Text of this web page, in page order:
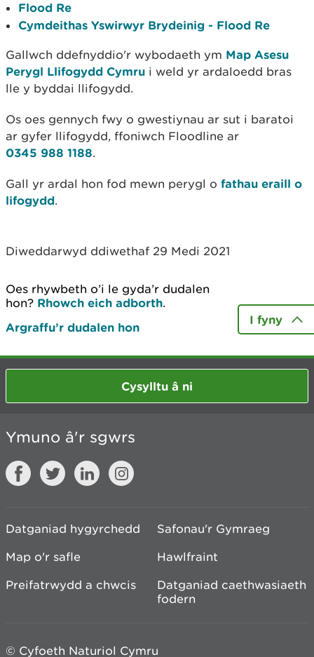
Flood Re
Cymdeithas Yswirwyr Brydeinig - Flood Re
Gallwch ddefnyddio'r wybodaeth ym Map Asesu
Perygl Llifogydd Cymru i weld yr ardaloedd bras
lle y byddai llifogydd.
Os oes gennych fwy o gwestiynau ar sut i baratoi
ar gyfer llifogydd, ffoniwch Floodline ar
0345 988 1188.
Gall yr ardal hon fod mewn perygl o fathau eraill o
lifogydd.
Diweddarwyd ddiwethaf 29 Medi 2021
Oes rhywbeth o’i le gyda’r dudalen
hon? Rhowch eich adborth.
Argraffu’r dudalen hon
I fyny
Cysylltu â ni
Ymuno â'r sgwrs
Datganiad hygyrchedd
Safonau'r Gymraeg
Map o'r safle
Hawlfraint
Preifatrwydd a chwcis
Datganiad caethwasiaeth
fodern
© Cyfoeth Naturiol Cymru